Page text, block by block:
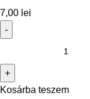
7,00 lei
Kosárba teszem